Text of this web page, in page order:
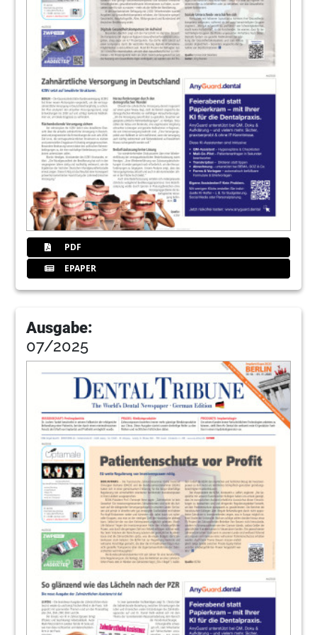
Lasertechnologie ist hier
Redaktion
Products
Redaktion
BRUMABA GmbH & Co. KG
Products
Redaktion
56today Messeguide App navigiert durch
den Messedschungel
57Products
Redaktion
Implantologietage
60Für Ihren Besuch der IDS: Wertvolle Tipps
für Dentalhygienikerinnen
Sabrina Dogan
Was Köln noch zu bieten hat ...
Redaktion
3th Annual Meeting of ISMI
FLOOR PLAN „We energize your business“
Redaktion
66Für Ihren Besuch der IDS: Wertvolle Tipps
für Dentalhygienikerinnen
Redaktion
PDF
EPAPER
Ausgabe:
07/2025